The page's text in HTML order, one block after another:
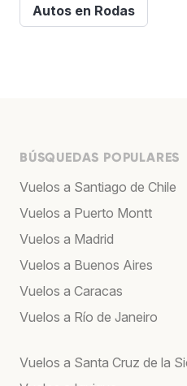
Autos en Rodas
BÚSQUEDAS POPULARES
Vuelos a Santiago de Chile
Vuelos a Puerto Montt
Vuelos a Madrid
Vuelos a Buenos Aires
Vuelos a Caracas
Vuelos a Río de Janeiro
Vuelos a Santa Cruz de la